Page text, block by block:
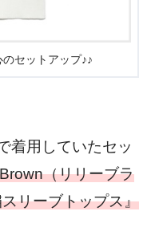
セットアップ♪♪
着用していたセッ
（リリーブラ
リーブトップス』